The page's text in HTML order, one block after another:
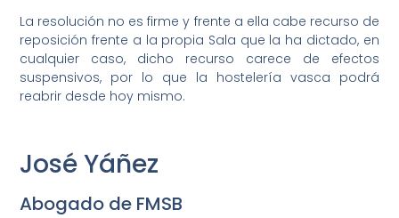
La resolución no es firme y frente a ella cabe recurso de
reposición frente a la propia Sala que la ha dictado, en
cualquier caso, dicho recurso carece de efectos
suspensivos, por lo que la hostelería vasca podrá
reabrir desde hoy mismo.
José Yáñez
Abogado de FMSB